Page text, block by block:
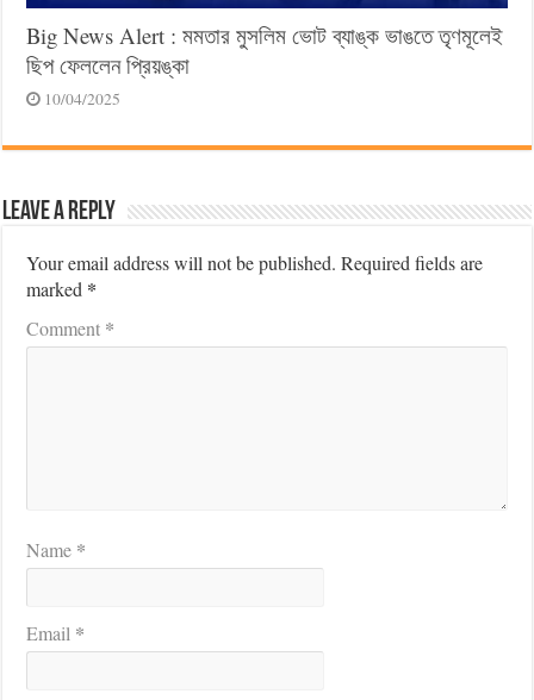
Big News Alert : মমতার মুসলিম ভোট ব্যাঙ্ক ভাঙতে তৃণমূলেই
ছিপ ফেললেন প্রিয়ঙ্কা
10/04/2025
Leave a Reply
Your email address will not be published. Required fields are
marked *
Comment *
Name *
Email *